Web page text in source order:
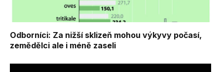
Odborníci: Za nižší sklizeň mohou výkyvy počasí,
zemědělci ale i méně zaseli